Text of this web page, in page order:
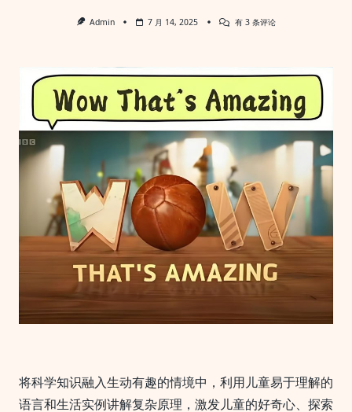
Admin 7 月 14, 2025
BBC
实
验
节
目
Amazing》
有 3 条评论
将科学知识融入生动有趣的情境中，利用儿童易于理解的
语言和生活实例讲解复杂原理，激发儿童的好奇心、探索